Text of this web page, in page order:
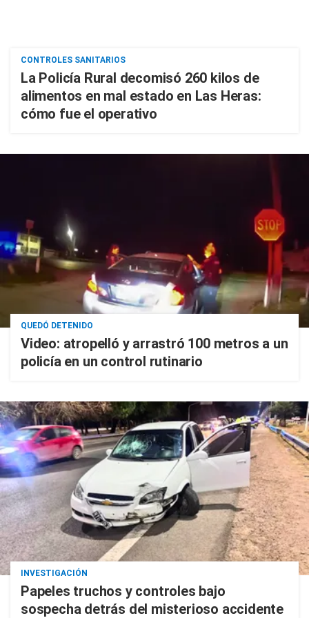
CONTROLES SANITARIOS
La Policía Rural decomisó 260 kilos de
alimentos en mal estado en Las Heras:
cómo fue el operativo
QUEDÓ DETENIDO
Video: atropelló y arrastró 100 metros a un
policía en un control rutinario
INVESTIGACIÓN
Papeles truchos y controles bajo
sospecha detrás del misterioso accidente